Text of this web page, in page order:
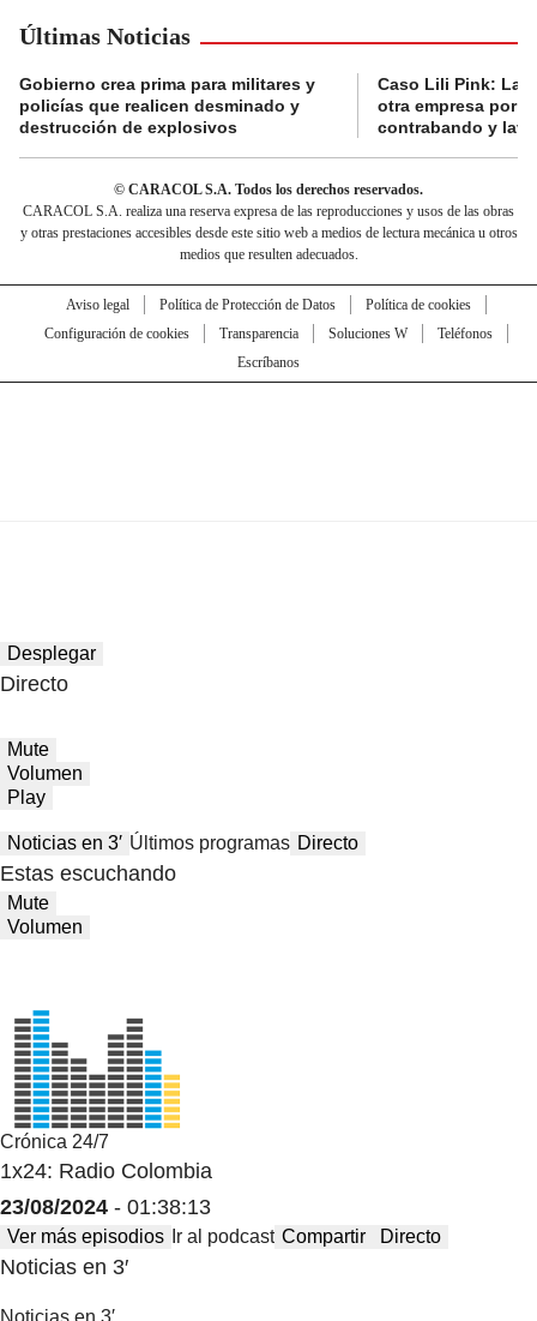
Últimas Noticias
Gobierno crea prima para militares y
policías que realicen desminado y
destrucción de explosivos
Caso Lili Pink: La
otra empresa por
contrabando y
© CARACOL S.A. Todos los derechos reservados.
CARACOL S.A. realiza una reserva expresa de las reproducciones y usos de las obras
y otras prestaciones accesibles desde este sitio web a medios de lectura mecánica u otros
medios que resulten adecuados.
Aviso legal Política de Protección de Datos
Política de cookies
Configuración de cookies
Transparencia Soluciones W
Teléfonos
Escríbanos
Desplegar
Directo
Mute
Volumen
Play
Noticias en 3′ Últimos programas Directo
Estas escuchando
Mute
Volumen
Crónica 24/7
1x24: Radio Colombia
23/08/2024 - 01:38:13
Ver más episodios Ir al podcast Compartir Directo
Noticias en 3′